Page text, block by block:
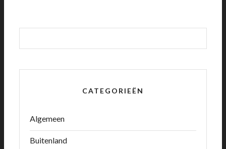
CATEGORIEËN
Algemeen
Buitenland